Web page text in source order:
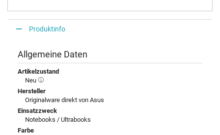
Produktinfo
Allgemeine Daten
Artikelzustand
Neu
Hersteller
Originalware direkt von Asus
Einsatzzweck
Notebooks / Ultrabooks
Farbe